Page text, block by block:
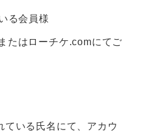
る会員様
たはローチケ.comにてご
いる氏名にて、アカウ